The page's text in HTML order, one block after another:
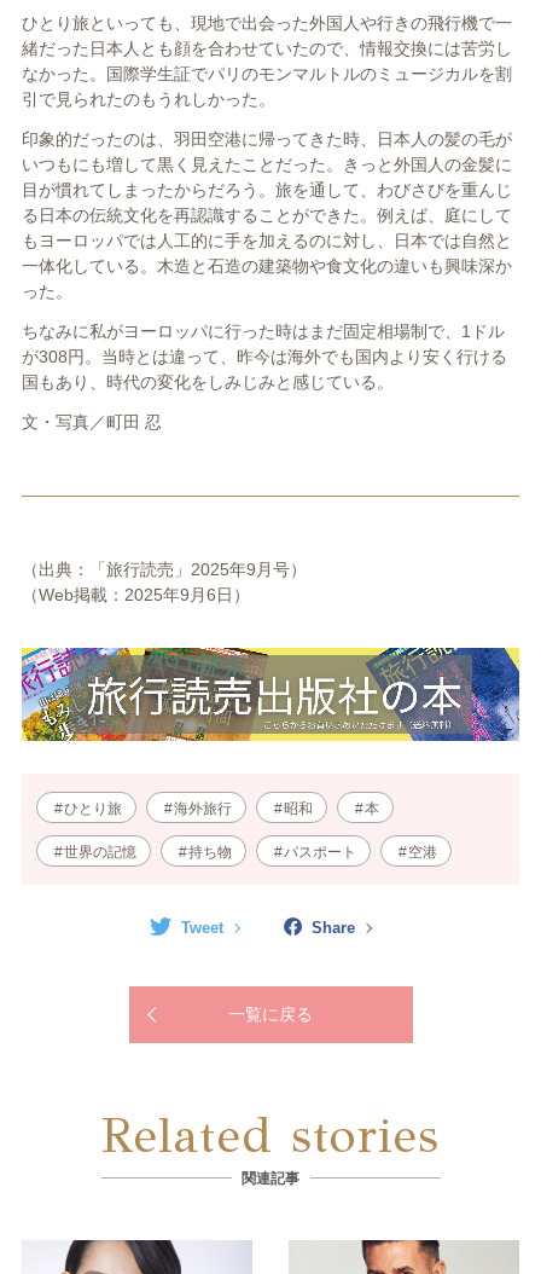
ひとり旅といっても、現地で出会った外国人や行きの飛行機で一
緒だった日本人とも顔を合わせていたので、情報交換には苦労し
なかった。国際学生証でパリのモンマルトルのミュージカルを割
引で見られたのもうれしかった。
印象的だったのは、羽田空港に帰ってきた時、日本人の髪の毛が
いつもにも増して黒く見えたことだった。きっと外国人の金髪に
目が慣れてしまったからだろう。旅を通して、わびさびを重んじ
る日本の伝統文化を再認識することができた。例えば、庭にして
もヨーロッパでは人工的に手を加えるのに対し、日本では自然と
一体化している。木造と石造の建築物や食文化の違いも興味深か
った。
ちなみに私がヨーロッパに行った時はまだ固定相場制で、1ドル
が308円。当時とは違って、昨今は海外でも国内より安く行ける
国もあり、時代の変化をしみじみと感じている。
文・写真／町田 忍
（出典：「旅行読売」2025年9 月号）
（Web掲載：2025年9 月6日）
ひとり旅 海外旅行 昭和 本
世界の記憶 持ち物 パスポート 空港
Tweet Share
一覧に戻る
Related stories
関連記事